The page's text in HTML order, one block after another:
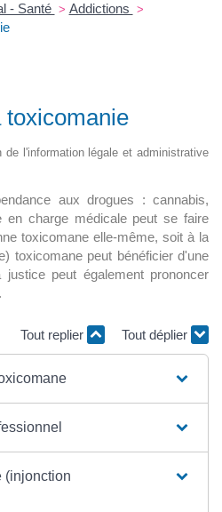
- Santé > Addictions >
toxicomanie
l'information légale et administrative
aux drogues : cannabis,
en charge médicale peut se faire
toxicomane elle-même, soit à la
toxicomane peut bénéficier d'une
peut également prononcer
Tout replier Tout déplier
(injonction